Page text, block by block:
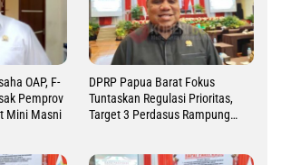
OAP, F-
Pemprov
Mini Masni
DPRP Papua Barat Fokus
Tuntaskan Regulasi Prioritas,
Target 3 Perdasus Rampung